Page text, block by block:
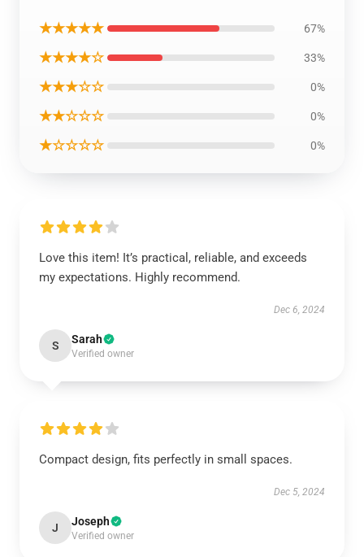
★★★★★ 67%
★★★★☆ 33%
★★★☆☆ 0%
★★☆☆☆ 0%
★☆☆☆☆ 0%
Love this item! It’s practical, reliable, and exceeds
my expectations. Highly recommend.
Dec 6, 2024
S Sarah
Verified owner
Compact design, fits perfectly in small spaces.
Dec 5, 2024
J Joseph
Verified owner